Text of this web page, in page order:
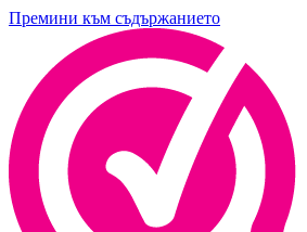
Премини към съдържанието